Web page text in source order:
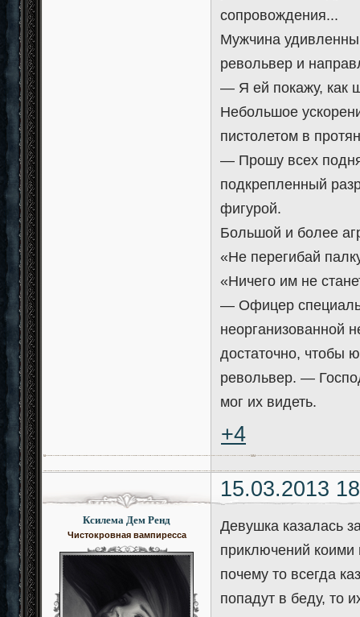
сопровождения...
Мужчина
револьвер и
— Я ей покажу, как
Небольшое
пистолетом в
— Прошу всех
подкрепленный
фигурой.
Большой и более
«Не перегибай
«Ничего им не
— Офицер
неорганизованной
достаточно, чтобы
револьвер. —
мог их видеть.
+4
15.03.2013
Ксилема Дем Ренд
Чистокровная вампиресса
Девушка казалась
приключений
почему то всегда
попадут в беду, то